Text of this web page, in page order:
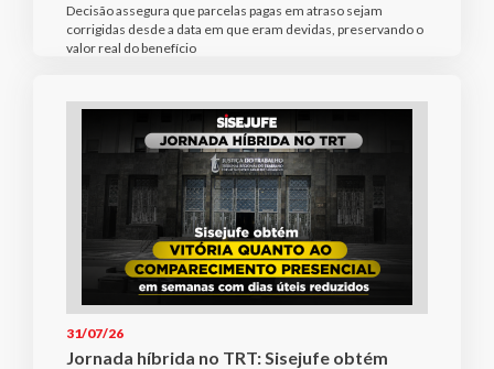
Decisão assegura que parcelas pagas em atraso sejam
corrigidas desde a data em que eram devidas, preservando o
valor real do benefício
31/07/26
Jornada híbrida no TRT: Sisejufe obtém